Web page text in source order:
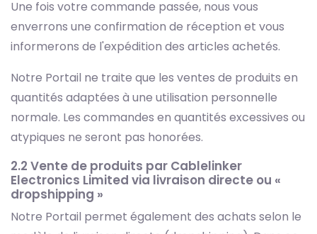
Une fois votre commande passée, nous vous
enverrons une confirmation de réception et vous
informerons de l'expédition des articles achetés.
Notre Portail ne traite que les ventes de produits en
quantités adaptées à une utilisation personnelle
normale. Les commandes en quantités excessives ou
atypiques ne seront pas honorées.
2.2 Vente de produits par Cablelinker
Electronics Limited via livraison directe ou «
dropshipping »
Notre Portail permet également des achats selon le